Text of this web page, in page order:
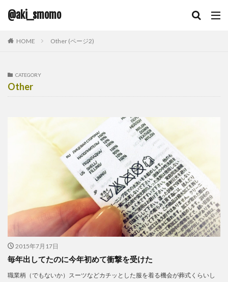
@aki_smomo
HOME Other (ページ2)
CATEGORY
Other
2015年7月17日
毎年出してたのに今年初めて衝撃を受けた
職業柄（でもないか）スーツなどカチッとした服を着る機会が葬式くらいし